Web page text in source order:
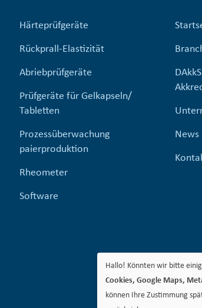
Härteprüfgeräte
Rückprall-Elastizität
Abriebprüfgeräte
Prüfgeräte für Gelkapseln/
Tabletten
Prozessüberwachung
paierproduktion
Rheometer
Software
DAkkS
News
Hallo! Könnten wir bitte
Cookies, Google Maps,
können Ihre Zustimmung